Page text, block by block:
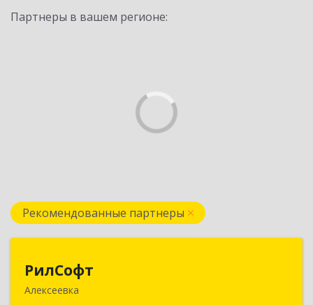
Партнеры в вашем регионе:
Рекомендованные партнеры
РилСофт
Алексеевка
309850, Белгородская обл, Алексеевский р-н,